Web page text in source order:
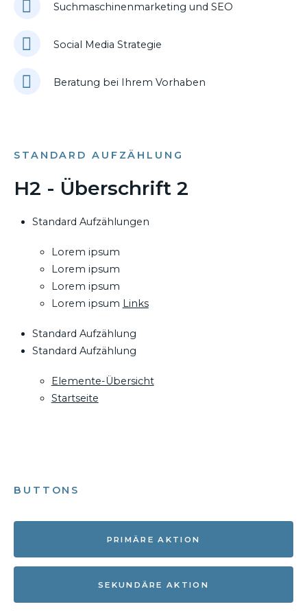
Suchmaschinenmarketing und SEO
Social Media Strategie
Beratung bei Ihrem Vorhaben
STANDARD AUFZÄHLUNG
H2 - Überschrift 2
Standard Aufzählungen
Lorem ipsum
Lorem ipsum
Lorem ipsum
Lorem ipsum Links
Standard Aufzählung
Standard Aufzählung
Elemente-Übersicht
Startseite
BUTTONS
PRIMÄRE AKTION
SEKUNDÄRE AKTION